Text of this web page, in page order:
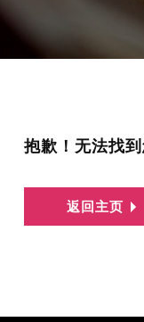
抱歉！无法找到
返回主页